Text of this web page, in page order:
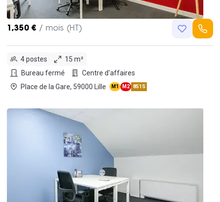
1,350 € / mois (HT)
4 postes
15 m²
Bureau fermé
Centre d'affaires
Place de la Gare, 59000 Lille
M1 M2 851S